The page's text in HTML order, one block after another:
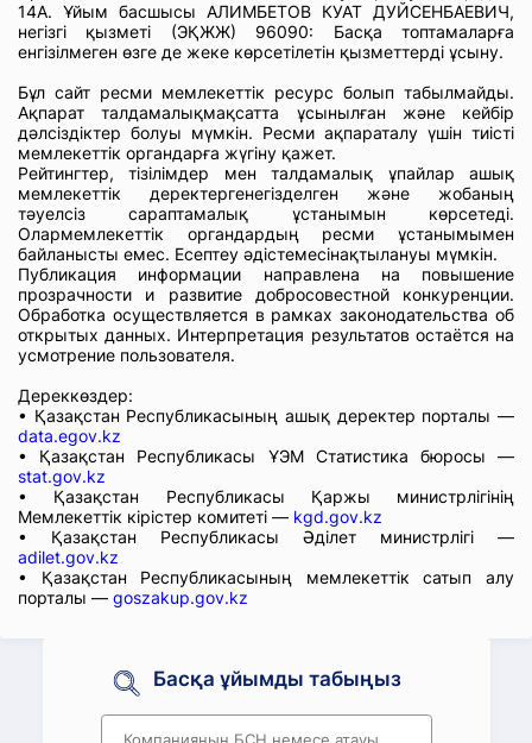
14А. Ұйым басшысы АЛИМБЕТОВ КУАТ ДУЙСЕНБАЕВИЧ,
негізгі қызметі (ЭҚЖЖ) 96090: Басқа топтамаларға
енгізілмеген өзге де жеке көрсетілетін қызметтерді ұсыну.
Бұл сайт ресми мемлекеттік ресурс болып табылмайды.
Ақпарат талдамалықмақсатта ұсынылған және кейбір
дәлсіздіктер болуы мүмкін. Ресми ақпараталу үшін тиісті
мемлекеттік органдарға жүгіну қажет.
Рейтингтер, тізілімдер мен талдамалық ұпайлар ашық
мемлекеттік деректергенегізделген және жобаның
тәуелсіз сараптамалық ұстанымын көрсетеді.
Олармемлекеттік органдардың ресми ұстанымымен
байланысты емес. Есептеу әдістемесінақтылануы мүмкін.
Публикация информации направлена на повышение
прозрачности и развитие добросовестной конкуренции.
Обработка осуществляется в рамках законодательства об
открытых данных. Интерпретация результатов остаётся на
усмотрение пользователя.
Дереккөздер:
• Қазақстан Республикасының ашық деректер порталы —
data.egov.kz
• Қазақстан Республикасы ҰЭМ Статистика бюросы —
stat.gov.kz
• Қазақстан Республикасы Қаржы министрлігінің
Мемлекеттік кірістер комитеті — kgd.gov.kz
• Қазақстан Республикасы Әділет министрлігі —
adilet.gov.kz
• Қазақстан Республикасының мемлекеттік сатып алу
порталы — goszakup.gov.kz
Басқа ұйымды табыңыз